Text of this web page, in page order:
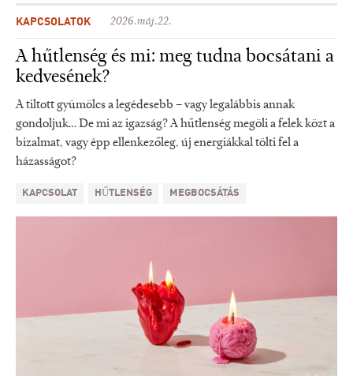
KAPCSOLATOK 2026.máj.22.
A hűtlenség és mi: meg tudna bocsátani a
kedvesének?
A tiltott gyümölcs a legédesebb – vagy legalábbis annak
gondoljuk… De mi az igazság? A hűtlenség megöli a felek közt a
bizalmat, vagy épp ellenkezőleg, új energiákkal tölti fel a
házasságot?
KAPCSOLAT HŰTLENSÉG MEGBOCSÁTÁS